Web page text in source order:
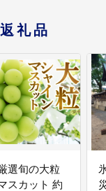
礼品
選旬の大粒
スカット 約